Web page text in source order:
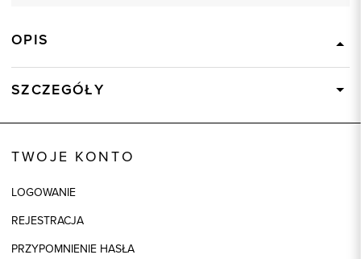
OPIS
SZCZEGÓŁY
Składy podszewek
Kolor
TWOJE KONTO
LOGOWANIE
REJESTRACJA
PRZYPOMNIENIE HASŁA